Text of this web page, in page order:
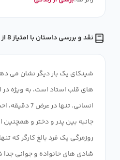
نقد و بررسی داستان با امتیاز 8 از 10
شینکای یک بار دیگر نشان می
های قلب استاد است، به ویژه در
انسانی. تنها
جانبه بین پدر و دختر و
روزمرگی یک فرد بالغ کارگر که
شادی های خانواده و جوانی